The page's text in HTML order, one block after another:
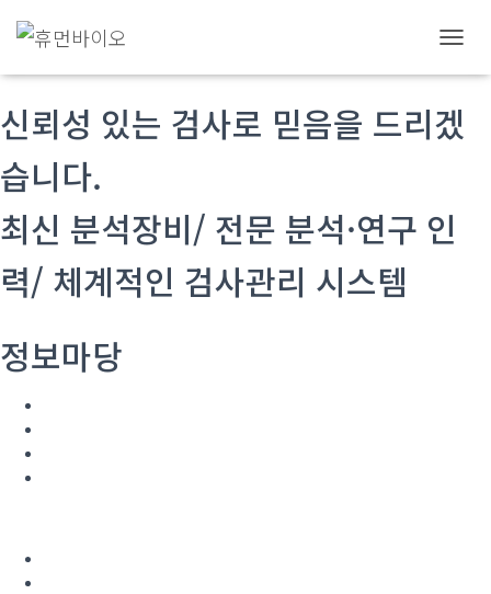
비
이
션
HUMANBIO
신뢰성 있는 검사로 믿음을 드리겠
습니다.
최신 분석장비/ 전문 분석·연구 인
력/ 체계적인 검사관리 시스템
정보마당